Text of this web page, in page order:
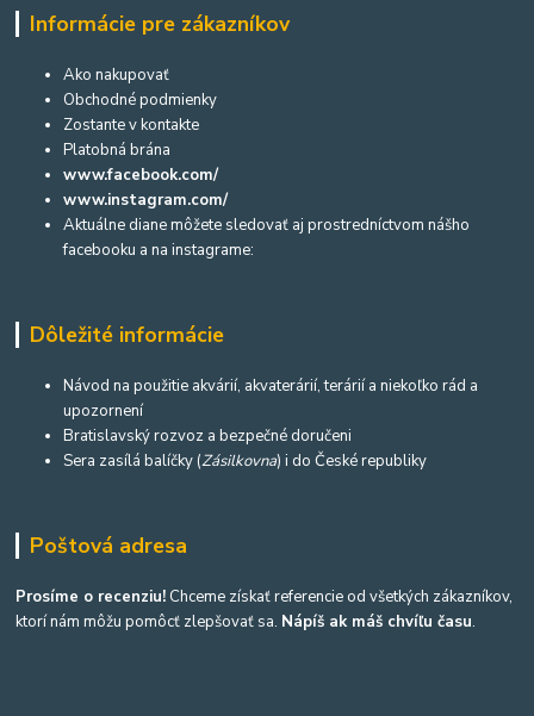
Informácie pre zákazníkov
Ako nakupovať
Obchodné podmienky
Zostante v kontakte
Platobná brána
www.facebook.com/
www.instagram.com/
Aktuálne diane môžete sledovať aj prostredníctvom nášho
facebooku a na instagrame:
Dôležité informácie
Návod na použitie akvárií, akvaterárií, terárií a niekoľko rád a
upozornení
Bratislavský rozvoz a bezpečné doručeni
Sera zasílá balíčky (Zásilkovna) i do České republiky
Poštová adresa
Prosíme o recenziu! Chceme získať referencie od všetkých zákazníkov,
ktorí nám môžu pomôcť zlepšovať sa. Nápíš ak máš chvíľu času.